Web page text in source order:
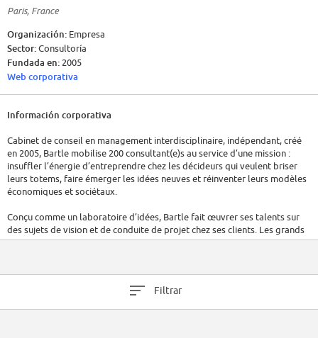
Paris, France
Organización: Empresa
Sector:Consultoría
Fundada en: 2005
Web corporativa
Información corporativa
Cabinet de conseil en management interdisciplinaire, indépendant, créé
en 2005, Bartle mobilise 200 consultant(e)s au service d’une mission :
insuffler l’énergie d’entreprendre chez les décideurs qui veulent briser
leurs totems, faire émerger les idées neuves et réinventer leurs modèles
économiques et sociétaux.
Conçu comme un laboratoire d’idées, Bartle fait œuvrer ses talents sur
des sujets de vision et de conduite de projet chez ses clients. Les grands
enjeux ? Identifier et explorer des pistes de diversification stratégique.
Partisan d’une croissance vertueuse, comme en témoigne sa certification
Filtrar